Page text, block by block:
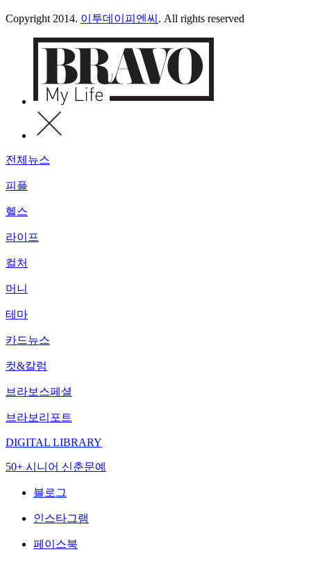
Copyright 2014. 이투데이피엔씨 . All rights reserved
전체뉴스
피플
헬스
라이프
컬처
머니
테마
카드뉴스
컷&칼럼
브라보스페셜
브라보리포트
DIGITAL LIBRARY
50+ 시니어 신춘문예
블로그
인스타그램
페이스북